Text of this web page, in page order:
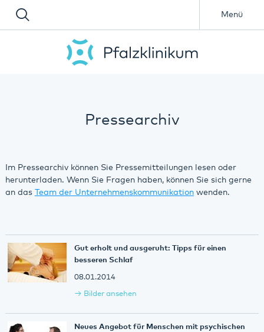
Menü
Pressearchiv
Im Pressearchiv können Sie Pressemitteilungen lesen oder
herunterladen. Wenn Sie Fragen haben, können Sie sich gerne
an das Team der Unternehmenskommunikationwenden.
Gut erholt und ausgeruht: Tipps für einen
besseren Schlaf
08.01.2014
Bilder ansehen
Neues Angebot für Menschen mit psychischen